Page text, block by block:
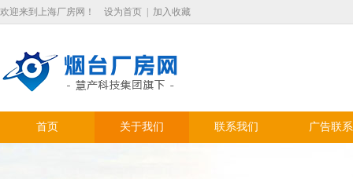
欢迎来到上海厂房网！ 设为首页 加入收藏
首页 关于我们 联系我们 广告联系